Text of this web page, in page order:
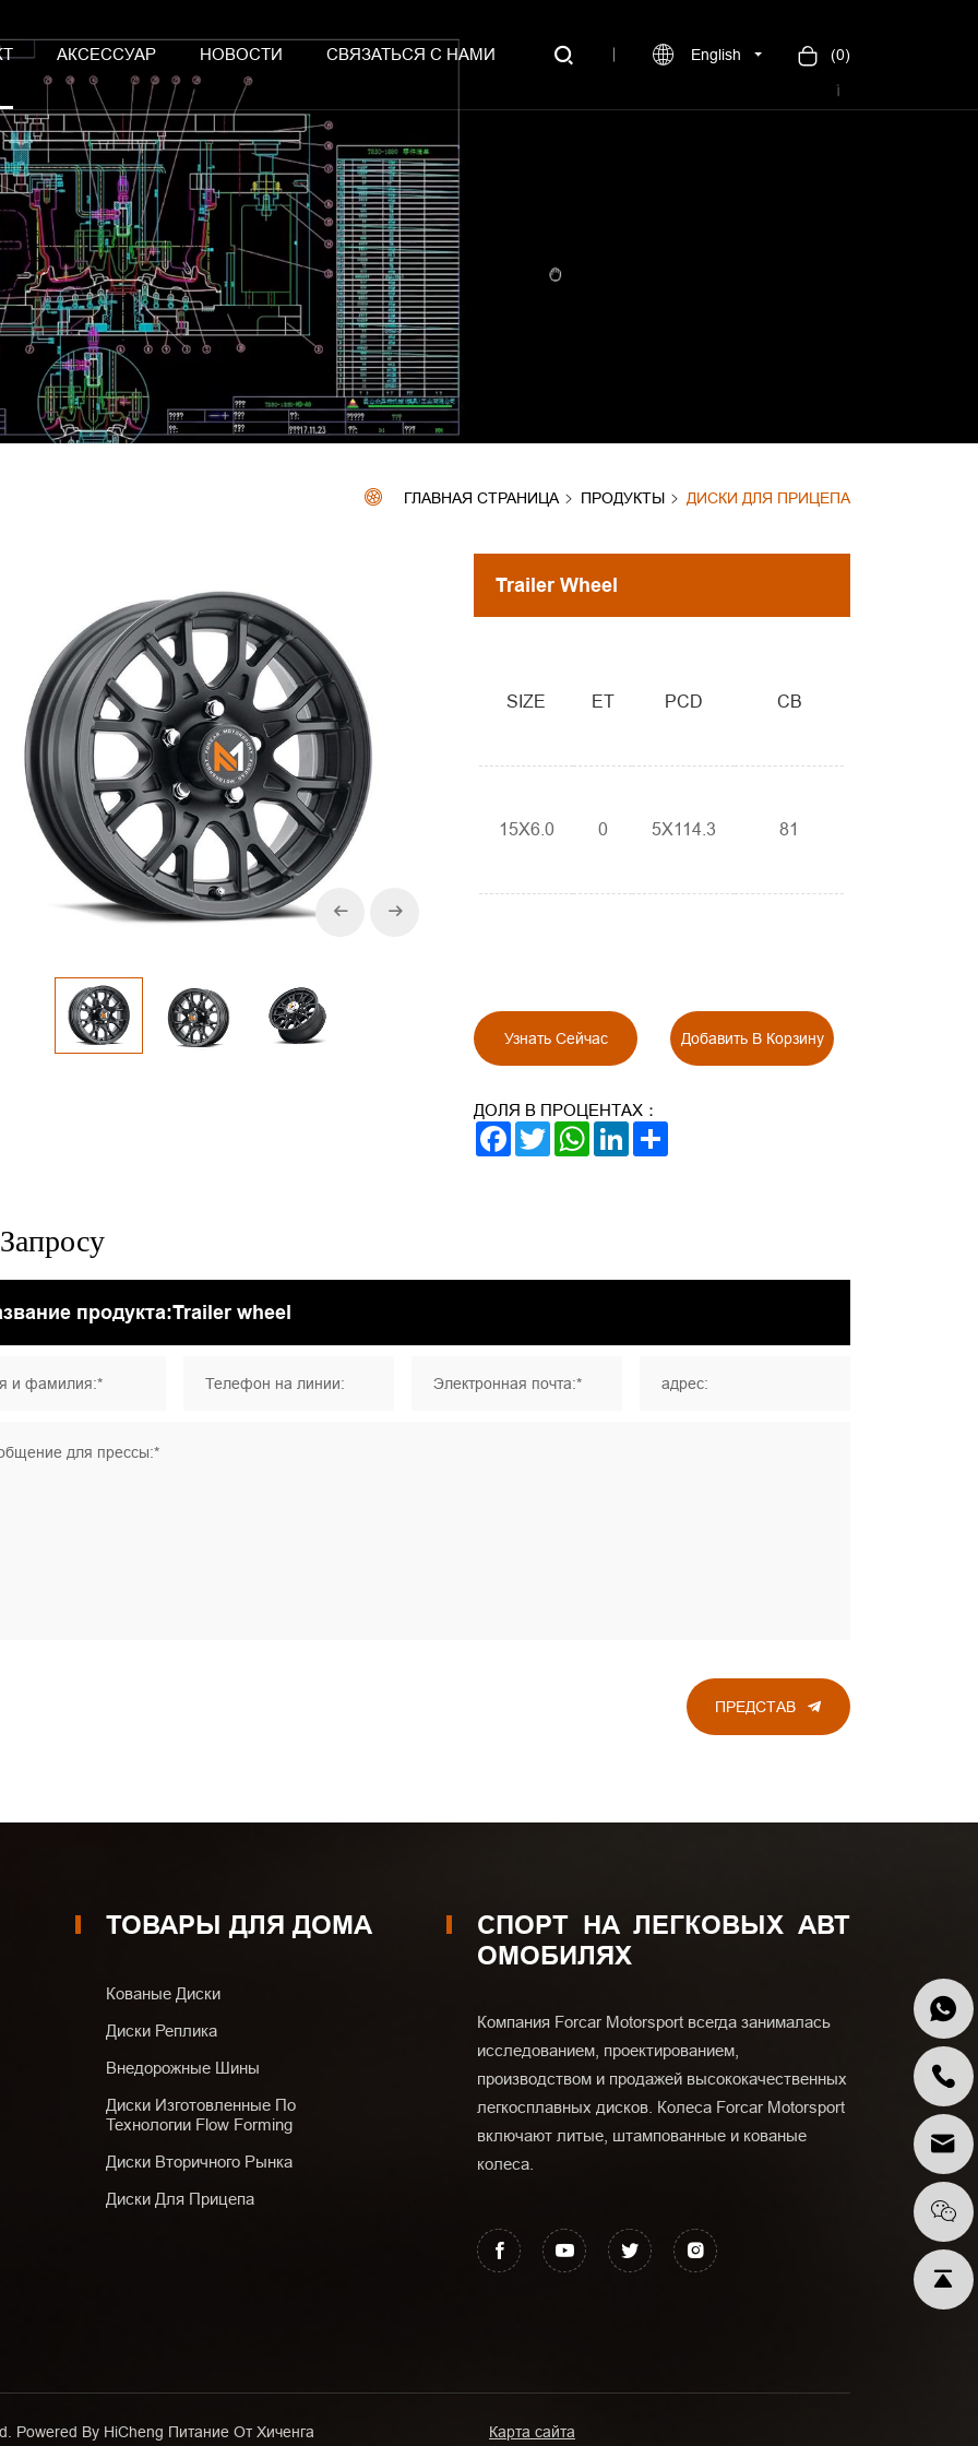
(0)
English
АКСЕССУАР НОВОСТИ СВЯЗАТЬСЯ С НАМИ
ГЛАВНАЯ СТРАНИЦА ПРОДУКТЫ ДИСКИ ДЛЯ ПРИЦЕПА
Trailer Wheel
SIZE ET PCD CB
15X6.0 0 5X114.3 81
Узнать Сейчас Добавить В Корзину
ДОЛЯ В ПРОЦЕНТАХ：
FACEBOOK
TWITTERWHATSAPP
LINKEDIN
и фамилия:* Телефон на линии: Электронная почта:* адрес:
для прессы:*
ПРЕДСТАВ
ТОВАРЫ ДЛЯ ДОМА
Кованые Диски
Диски Реплика
Внедорожные Шины
Диски Изготовленные По
Технологии Flow Forming
Диски Вторичного Рынка
Диски Для Прицепа
СПОРТ НА ЛЕГКОВЫХ АВТ
ОМОБИЛЯХ
Компания Forcar Motorsport всегда занималась
исследованием, проектированием,
производством и продажей высококачественных
легкосплавных дисков. Колеса Forcar Motorsport
включают литые, штампованные и кованые
колеса.
Powered By HiCheng Питание От Хиченга Карта сайта